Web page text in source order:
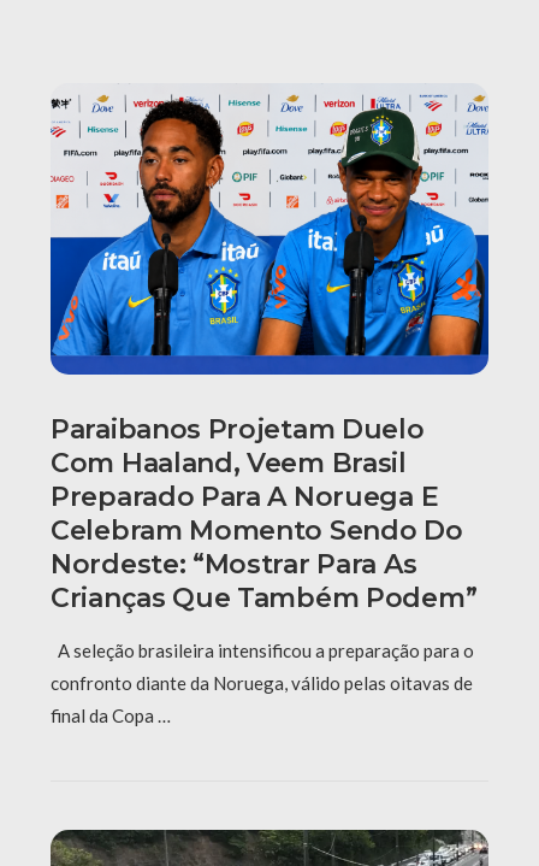
Paraibanos Projetam Duelo
Com Haaland, Veem Brasil
Preparado Para A Noruega E
Celebram Momento Sendo Do
Nordeste: “Mostrar Para As
Crianças Que Também Podem”
A seleção brasileira intensificou a preparação para o
confronto diante da Noruega, válido pelas oitavas de
final da Copa …